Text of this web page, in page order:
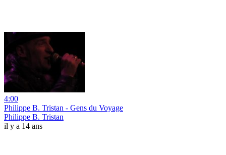
4:00
Philippe B. Tristan - Gens du Voyage
Philippe B. Tristan
il y a 14 ans